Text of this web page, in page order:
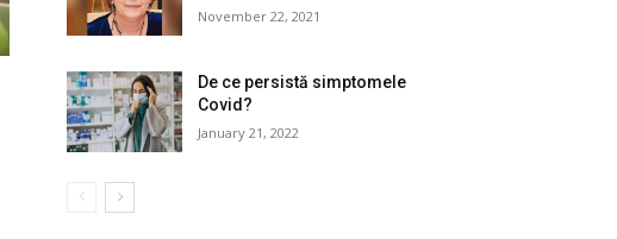
November 22, 2021
De ce persistă simptomele
Covid?
January 21, 2022